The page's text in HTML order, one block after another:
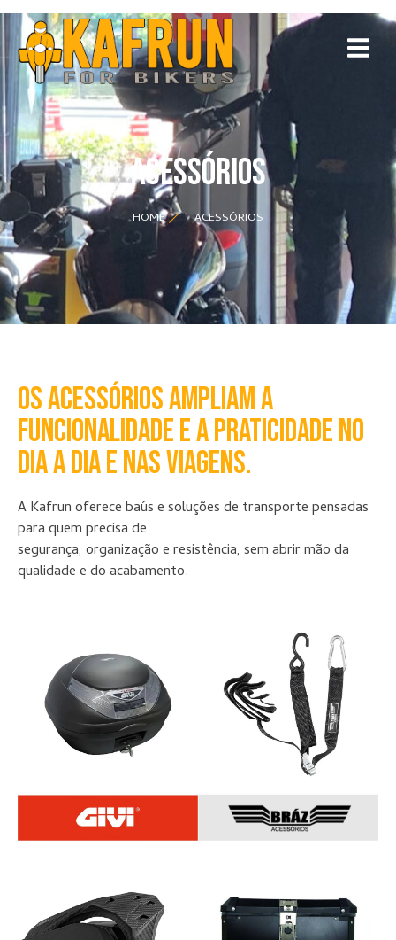
ACESSÓRIOS
HOME ACESSÓRIOS
Os acessórios ampliam a
funcionalidade e a praticidade no
dia a dia e nas viagens.
A Kafrun oferece baús e soluções de transporte pensadas
para quem precisa de
segurança, organização e resistência, sem abrir mão da
qualidade e do acabamento.